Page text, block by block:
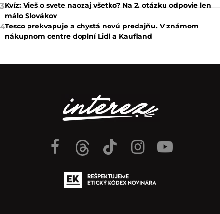
3Kvíz: Vieš o svete naozaj všetko? Na 2. otázku odpovie len
málo Slovákov
4Tesco prekvapuje a chystá novú predajňu. V známom
nákupnom centre doplní Lidl a Kaufland